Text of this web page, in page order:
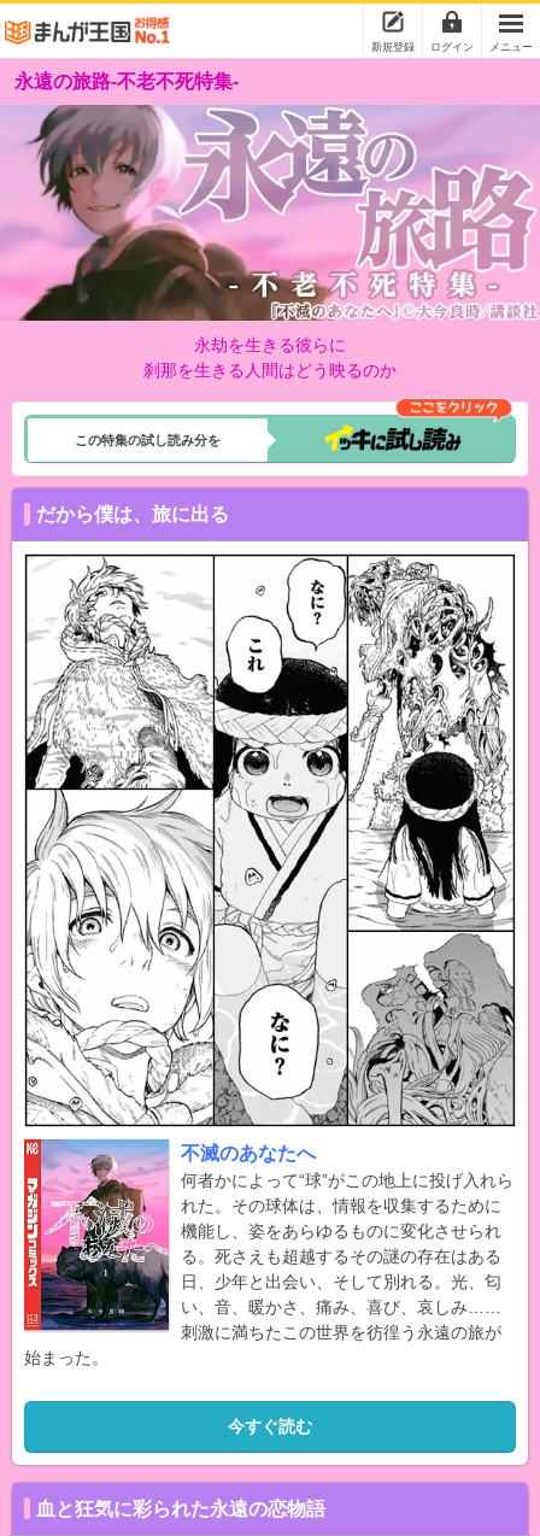
新規登録 ログイン メニュー
永遠の旅路-不老不死特集-
永劫を生きる彼らに
刹那を生きる人間はどう映るのか
この特集の試し読み分を
だから僕は、旅に出る
不滅のあなたへ
何者かによって“球”がこの地上に投げ入れら
れた。その球体は、情報を収集するために
機能し、姿をあらゆるものに変化させられ
る。死さえも超越するその謎の存在はある
日、少年と出会い、そして別れる。光、匂
い、音、暖かさ、痛み、喜び、哀しみ……
刺激に満ちたこの世界を彷徨う永遠の旅が
始まった。
今すぐ読む
血と狂気に彩られた永遠の恋物語